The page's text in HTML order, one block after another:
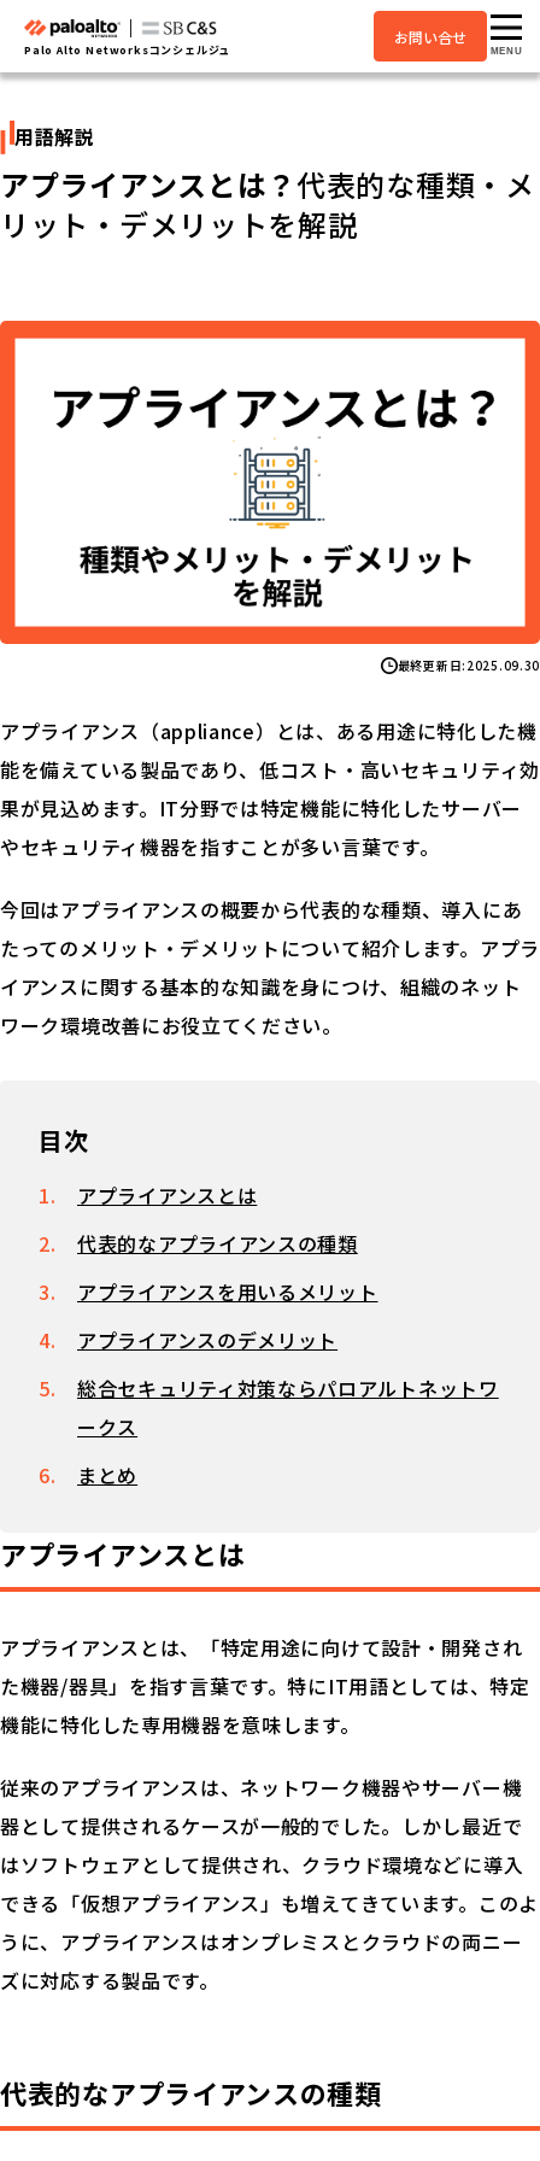
Palo Alto Networksコンシェルジュ
お問い合せ
MENU
用語解説
アプライアンスとは？代表的な種類・メ
リット・デメリットを解説
最終更新日: 2025.09.30
アプライアンス（appliance）とは、ある用途に特化した機
能を備えている製品であり、低コスト・高いセキュリティ効
果が見込めます。IT分野では特定機能に特化したサーバー
やセキュリティ機器を指すことが多い言葉です。
今回はアプライアンスの概要から代表的な種類、導入にあ
たってのメリット・デメリットについて紹介します。アプラ
イアンスに関する基本的な知識を身につけ、組織のネット
ワーク環境改善にお役立てください。
目次
アプライアンスとは
代表的なアプライアンスの種類
アプライアンスを用いるメリット
アプライアンスのデメリット
総合セキュリティ対策ならパロアルトネットワ
ークス
まとめ
アプライアンスとは
アプライアンスとは、「特定用途に向けて設計・開発され
た機器/器具」を指す言葉です。特にIT用語としては、特定
機能に特化した専用機器を意味します。
従来のアプライアンスは、ネットワーク機器やサーバー機
器として提供されるケースが一般的でした。しかし最近で
はソフトウェアとして提供され、クラウド環境などに導入
できる「仮想アプライアンス」も増えてきています。このよ
うに、アプライアンスはオンプレミスとクラウドの両ニー
ズに対応する製品です。
代表的なアプライアンスの種類